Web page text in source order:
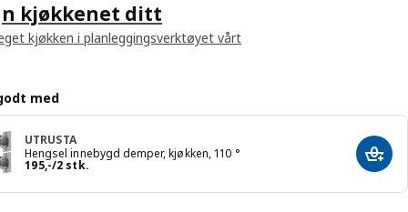
kjøkkenet ditt
kjøkken i planleggingsverktøyet vårt
med
UTRUSTA
Hengsel innebygd demper, kjøkken, 110 °
195,-/2 stk.
Pris 195,-/2 stk. Legg